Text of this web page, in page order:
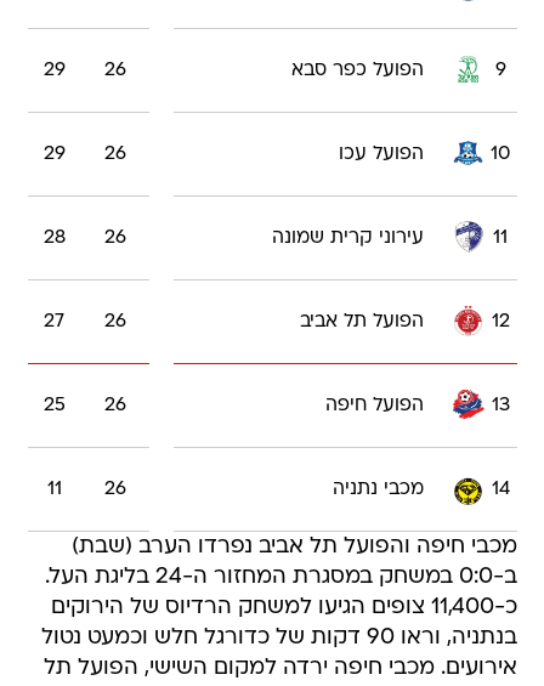
9 הפועל כפר סבא 26
29
10 הפועל עכו 26
29
11 עירוני קרית שמונה 26
28
12 הפועל תל אביב 26
27
13 הפועל חיפה 26
25
14 מכבי נתניה 26
11
מכבי חיפה והפועל תל אביב נפרדו הערב (שבת)
ב-0:0 במשחק במסגרת המחזור ה-24 בליגת העל.
כ-11,400 צופים הגיעו למשחק הרדיוס של הירוקים
בנתניה, וראו 90 דקות של כדורגל חלש וכמעט נטול
אירועים. מכבי חיפה ירדה למקום השישי, הפועל תל